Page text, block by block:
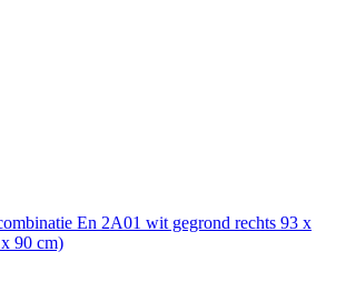
En 2A01 wit gegrond rechts 93 x
90 cm)